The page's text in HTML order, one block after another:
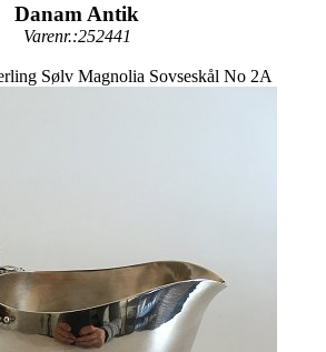
Danam Antik
Varenr.:252441
Sølv Magnolia Sovseskål No 2A